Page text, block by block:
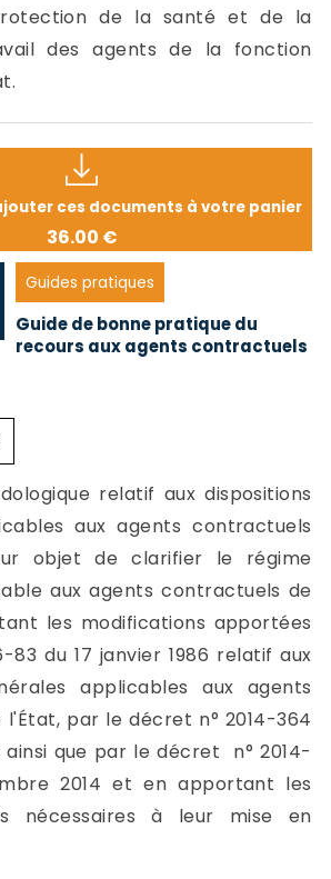
de la santé et de la
des agents de la fonction
ces documents à votre panier
36.00 €
Guides pratiques
Guide de bonne pratique du
recours aux agents contractuels
relatif aux dispositions
aux agents contractuels
objet de clarifier le régime
aux agents contractuels de
les modifications apportées
du 17 janvier 1986 relatif aux
applicables aux agents
par le décret n° 2014-364
ainsi que par le décret n° 2014-
2014 et en apportant les
nécessaires à leur mise en